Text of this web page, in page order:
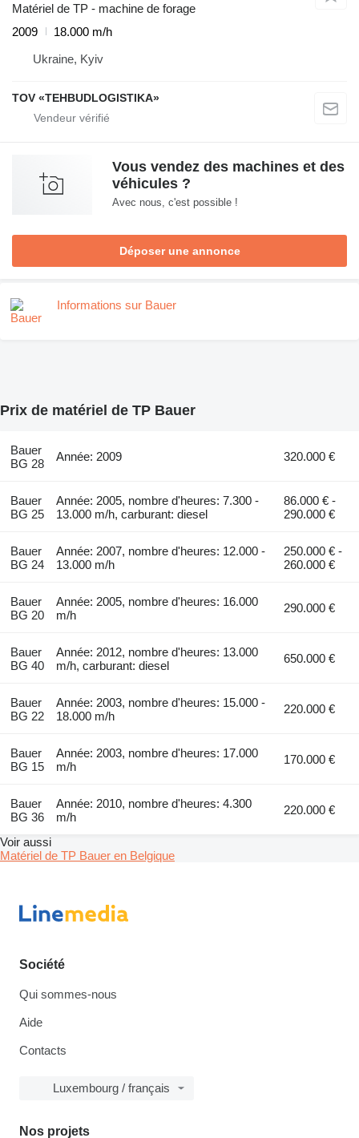
Matériel de TP - machine de forage
2009
18.000 m/h
Ukraine, Kyiv
TOV «TEHBUDLOGISTIKA»
Vous vendez des machines et des
véhicules ?
Avec nous, c'est possible !
Déposer une annonce
Informations sur Bauer
Prix de matériel de TP Bauer
Bauer
BG 28
Année: 2009 320.000 €
Bauer
BG 25
Année: 2005, nombre d'heures: 7.300 -
13.000 m/h, carburant: diesel
86.000 € -
290.000 €
Bauer
BG 24
Année: 2007, nombre d'heures: 12.000 -
13.000 m/h
250.000 € -
260.000 €
Bauer
BG 20
Année: 2005, nombre d'heures: 16.000
m/h
290.000 €
Bauer
BG 40
Année: 2012, nombre d'heures: 13.000
m/h, carburant: diesel
650.000 €
Bauer
BG 22
Année: 2003, nombre d'heures: 15.000 -
18.000 m/h
220.000 €
Bauer
BG 15
Année: 2003, nombre d'heures: 17.000
m/h
170.000 €
Bauer
BG 36
Année: 2010, nombre d'heures: 4.300
m/h
220.000 €
Voir aussi
Matériel de TP Bauer en Belgique
Société
Qui sommes-nous
Aide
Contacts
Luxembourg / français
Nos projets